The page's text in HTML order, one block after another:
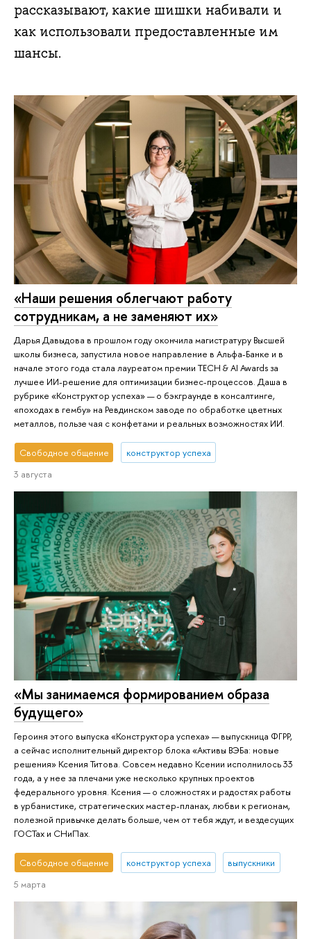
рассказывают, какие шишки набивали и
как использовали предоставленные им
шансы.
«Наши решения облегчают работу
сотрудникам, а не заменяют их»
Дарья Давыдова в прошлом году окончила магистратуру Высшей
школы бизнеса, запустила новое направление в Альфа-Банке и в
начале этого года стала лауреатом премии TECH & AI Awards за
лучшее ИИ-решение для оптимизации бизнес-процессов. Даша в
рубрике «Конструктор успеха» — о бэкграунде в консалтинге,
«походах в гембу» на Ревдинском заводе по обработке цветных
металлов, пользе чая с конфетами и реальных возможностях ИИ.
Свободное общение
конструктор успеха
3 августа
«Мы занимаемся формированием образа
будущего»
Героиня этого выпуска «Конструктора успеха» — выпускница ФГРР,
а сейчас исполнительный директор блока «Активы ВЭБа: новые
решения» Ксения Титова. Совсем недавно Ксении исполнилось 33
года, а у нее за плечами уже несколько крупных проектов
федерального уровня. Ксения — о сложностях и радостях работы
в урбанистике, стратегических мастер-планах, любви к регионам,
полезной привычке делать больше, чем от тебя ждут, и вездесущих
ГОСТах и СНиПах.
Свободное общение конструктор успеха
выпускники
5 марта